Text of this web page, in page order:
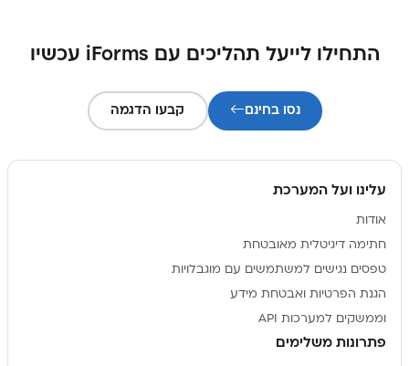
התחילו לייעל תהליכים עם iForms עכשיו
נסו בחינם קבעו הדגמה
עלינו ועל המערכת
אודות
חתימה דיגיטלית מאובטחת
טפסים נגישים למשתמשים עם מוגבלויות
הגנת הפרטיות ואבטחת מידע
וממשקים למערכות API
פתרונות משלימים